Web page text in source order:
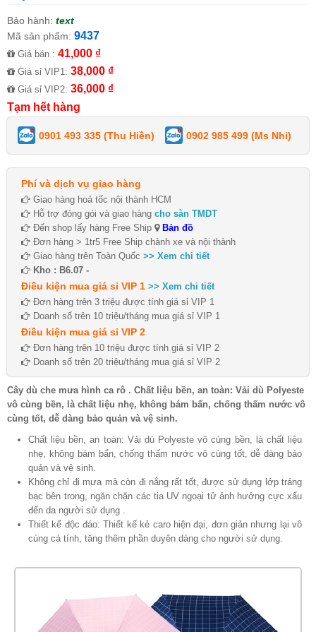
Bảo hành: text
Mã sản phẩm: 9437
Giá bán : 41,000 ₫
Giá sỉ VIP1: 38,000 ₫
Giá sỉ VIP2: 36,000 ₫
Tạm hết hàng
0901 493 335 (Thu Hiền) 0902 985 499 (Ms Nhi)
Phí và dịch vụ giao hàng
Giao hàng hoả tốc nội thành HCM
Hỗ trợ đóng gói và giao hàng cho sàn TMDT
Đến shop lấy hàng Free Ship
Bản đồ
Đơn hàng > 1tr5 Free Ship chành xe và nội thành
Giao hàng trên Toàn Quốc >> Xem chi tiết
Kho : B6.07 -
Điều kiện mua giá sỉ VIP 1 >> Xem chi tiết
Đơn hàng trên 3 triệu được tính giá sỉ VIP 1
Doanh số trên 10 triệu/tháng mua giá sỉ VIP 1
Điều kiện mua giá sỉ VIP 2
Đơn hàng trên 10 triệu được tính giá sỉ VIP 2
Doanh số trên 20 triệu/tháng mua giá sỉ VIP 2
Cây dù che mưa hình ca rô . Chất liệu bền, an toàn: Vải dù Polyeste
vô cùng bền, là chất liệu nhẹ, không bám bẩn, chống thấm nước vô
cùng tốt, dễ dàng bảo quản và vệ sinh.
Chất liệu bền, an toàn: Vải dù Polyeste vô cùng bền, là chất liệu
nhẹ, không bám bẩn, chống thấm nước vô cùng tốt, dễ dàng bảo
quản và vệ sinh.
Không chỉ đi mưa mà còn đi nắng rất tốt, được sử dụng lớp tráng
bạc bên trong, ngăn chặn các tia UV ngoại tử ảnh hưởng cực xấu
đến da người sử dụng .
Thiết kế độc đáo: Thiết kế kẻ caro hiện đại, đơn giản nhưng lại vô
cùng cá tính, tăng thêm phần duyên dáng cho người sử dụng.